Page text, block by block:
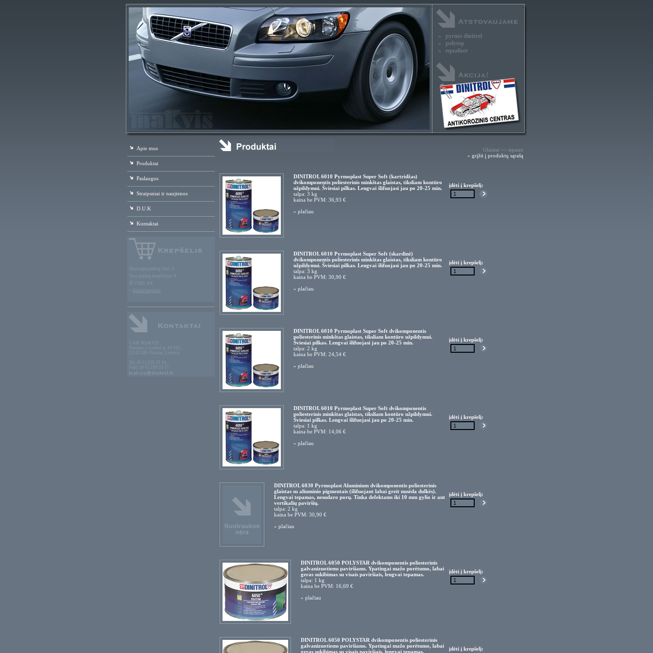
» pyrmo dinitrol
» polytop
» equalizer
Apie mus
Produktai
Paslaugos
Straipsniai ir naujienos
D.U.K
Kontaktai
Skirtingų prekių viso: 0
Viso prekių krepšelyje: 0
IŠ VISO: 0 €
» žiūrėti krepšelį
UAB 'MAKVIS',
Dariaus ir Girėno g. 40-101,
LT-02189 Vilnius, Lietuva
Tel. (8-5) 239 59 16,
Faks. (8-5) 239 59 17
Glaistai >> tepami
» grįžti į produktų sąrašą
DINITROL 6010 Pyrmoplast Super Soft (kartridžas)
dvikomponentis poliesterinis minkštas glaistas, tiksliam kontūro
užpildymui. Šviesiai pilkas. Lengvai šlifuojasi jau po 20-25 min.
talpa: 3 kg
kaina be PVM: 36,93 €
» plačiau
įdėti į krepšelį:
DINITROL 6010 Pyrmoplast Super Soft (skardinė)
dvikomponentis poliesterinis minkštas glaistas, tiksliam kontūro
užpildymui. Šviesiai pilkas. Lengvai šlifuojasi jau po 20-25 min.
talpa: 3 kg
kaina be PVM: 30,90 €
» plačiau
įdėti į krepšelį:
DINITROL 6010 Pyrmoplast Super Soft dvikomponentis
poliesterinis minkštas glaistas, tiksliam kontūro užpildymui.
Šviesiai pilkas. Lengvai šlifuojasi jau po 20-25 min.
talpa: 2 kg
kaina be PVM: 24,54 €
» plačiau
įdėti į krepšelį:
DINITROL 6010 Pyrmoplast Super Soft dvikomponentis
poliesterinis minkštas glaistas, tiksliam kontūro užpildymui.
Šviesiai pilkas. Lengvai šlifuojasi jau po 20-25 min.
talpa: 1 kg
kaina be PVM: 14,06 €
» plačiau
įdėti į krepšelį:
DINITROL 6030 Pyrmoplast Aluminium dvikomponentis poliesterinis
glaistas su aliuminio pigmentais (šlifuojant labai greit nusėda dulkės).
Lengvai tepamas, nesudaro porų. Tinka defektams iki 10 mm gylio ir ant
vertikalių paviršių.
talpa: 2 kg
kaina be PVM: 30,90 €
» plačiau
įdėti į krepšelį:
DINITROL 6050 POLYSTAR dvikomponentis poliesterinis
galvanizuotiems paviršiams. Ypatingai mažo porėtumo, labai
geras sukibimas su visais paviršiais, lengvai tepamas.
talpa: 1 kg
kaina be PVM: 16,69 €
» plačiau
įdėti į krepšelį:
DINITROL 6050 POLYSTAR dvikomponentis poliesterinis
galvanizuotiems paviršiams. Ypatingai mažo porėtumo, labai
geras sukibimas su visais paviršiais, lengvai tepamas.
įdėti į krepšelį: